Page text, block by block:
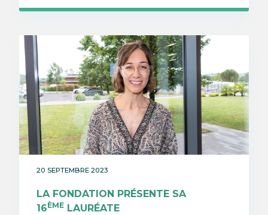
20 SEPTEMBRE 2023
LA FONDATION PRÉSENTE SA
16ÈMELAURÉATE